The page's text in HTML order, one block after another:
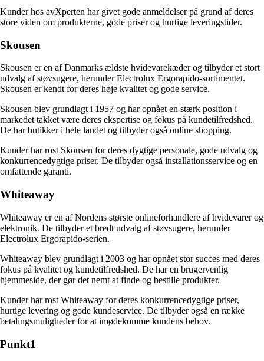
Kunder hos avXperten har givet gode anmeldelser på grund af deres
store viden om produkterne, gode priser og hurtige leveringstider.
Skousen
Skousen er en af Danmarks ældste hvidevarekæder og tilbyder et stort
udvalg af støvsugere, herunder Electrolux Ergorapido-sortimentet.
Skousen er kendt for deres høje kvalitet og gode service.
Skousen blev grundlagt i 1957 og har opnået en stærk position i
markedet takket være deres ekspertise og fokus på kundetilfredshed.
De har butikker i hele landet og tilbyder også online shopping.
Kunder har rost Skousen for deres dygtige personale, gode udvalg og
konkurrencedygtige priser. De tilbyder også installationsservice og en
omfattende garanti.
Whiteaway
Whiteaway er en af Nordens største onlineforhandlere af hvidevarer og
elektronik. De tilbyder et bredt udvalg af støvsugere, herunder
Electrolux Ergorapido-serien.
Whiteaway blev grundlagt i 2003 og har opnået stor succes med deres
fokus på kvalitet og kundetilfredshed. De har en brugervenlig
hjemmeside, der gør det nemt at finde og bestille produkter.
Kunder har rost Whiteaway for deres konkurrencedygtige priser,
hurtige levering og gode kundeservice. De tilbyder også en række
betalingsmuligheder for at imødekomme kundens behov.
Punkt1